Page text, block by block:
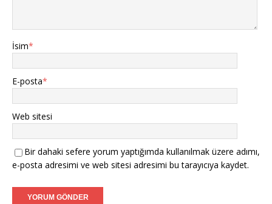
İsim*
E-posta*
Web sitesi
Bir dahaki sefere yorum yaptığımda kullanılmak üzere adımı,
e-posta adresimi ve web sitesi adresimi bu tarayıcıya kaydet.